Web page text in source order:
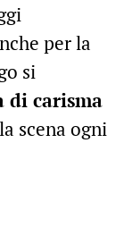
per la
si
di carisma
scena ogni